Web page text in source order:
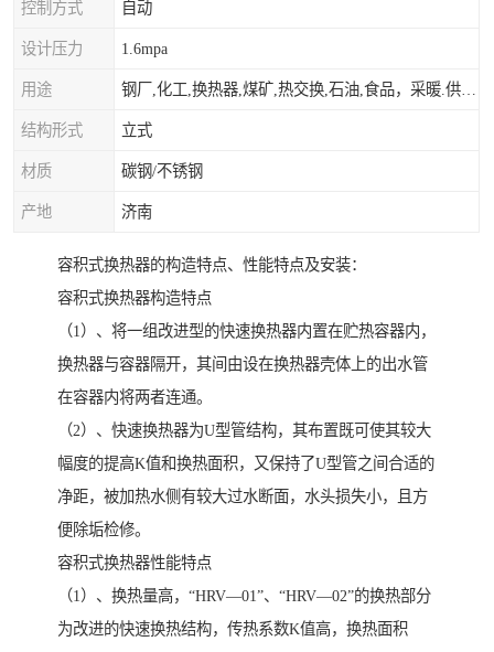
控制方式 自动
设计压力 1.6mpa
用途
结构形式 立式
材质 碳钢/不锈钢
产地 济南
容积式换热器的构造特点、性能特点及安装：
容积式换热器构造特点
（1）、将一组改进型的快速换热器内置在贮热容器内，
换热器与容器隔开，其间由设在换热器壳体上的出水管
在容器内将两者连通。
（2）、快速换热器为U型管结构，其布置既可使其较大
幅度的提高K值和换热面积，又保持了U型管之间合适的
净距，被加热水侧有较大过水断面，水头损失小，且方
便除垢检修。
容积式换热器性能特点
（1）、换热量高，“HRV—01”、“HRV—02”的换热部分
为改进的快速换热结构，传热系数K值高，换热面积